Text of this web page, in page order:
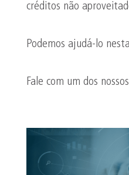
créditos não
Podemos ajudá-lo
Fale com um dos